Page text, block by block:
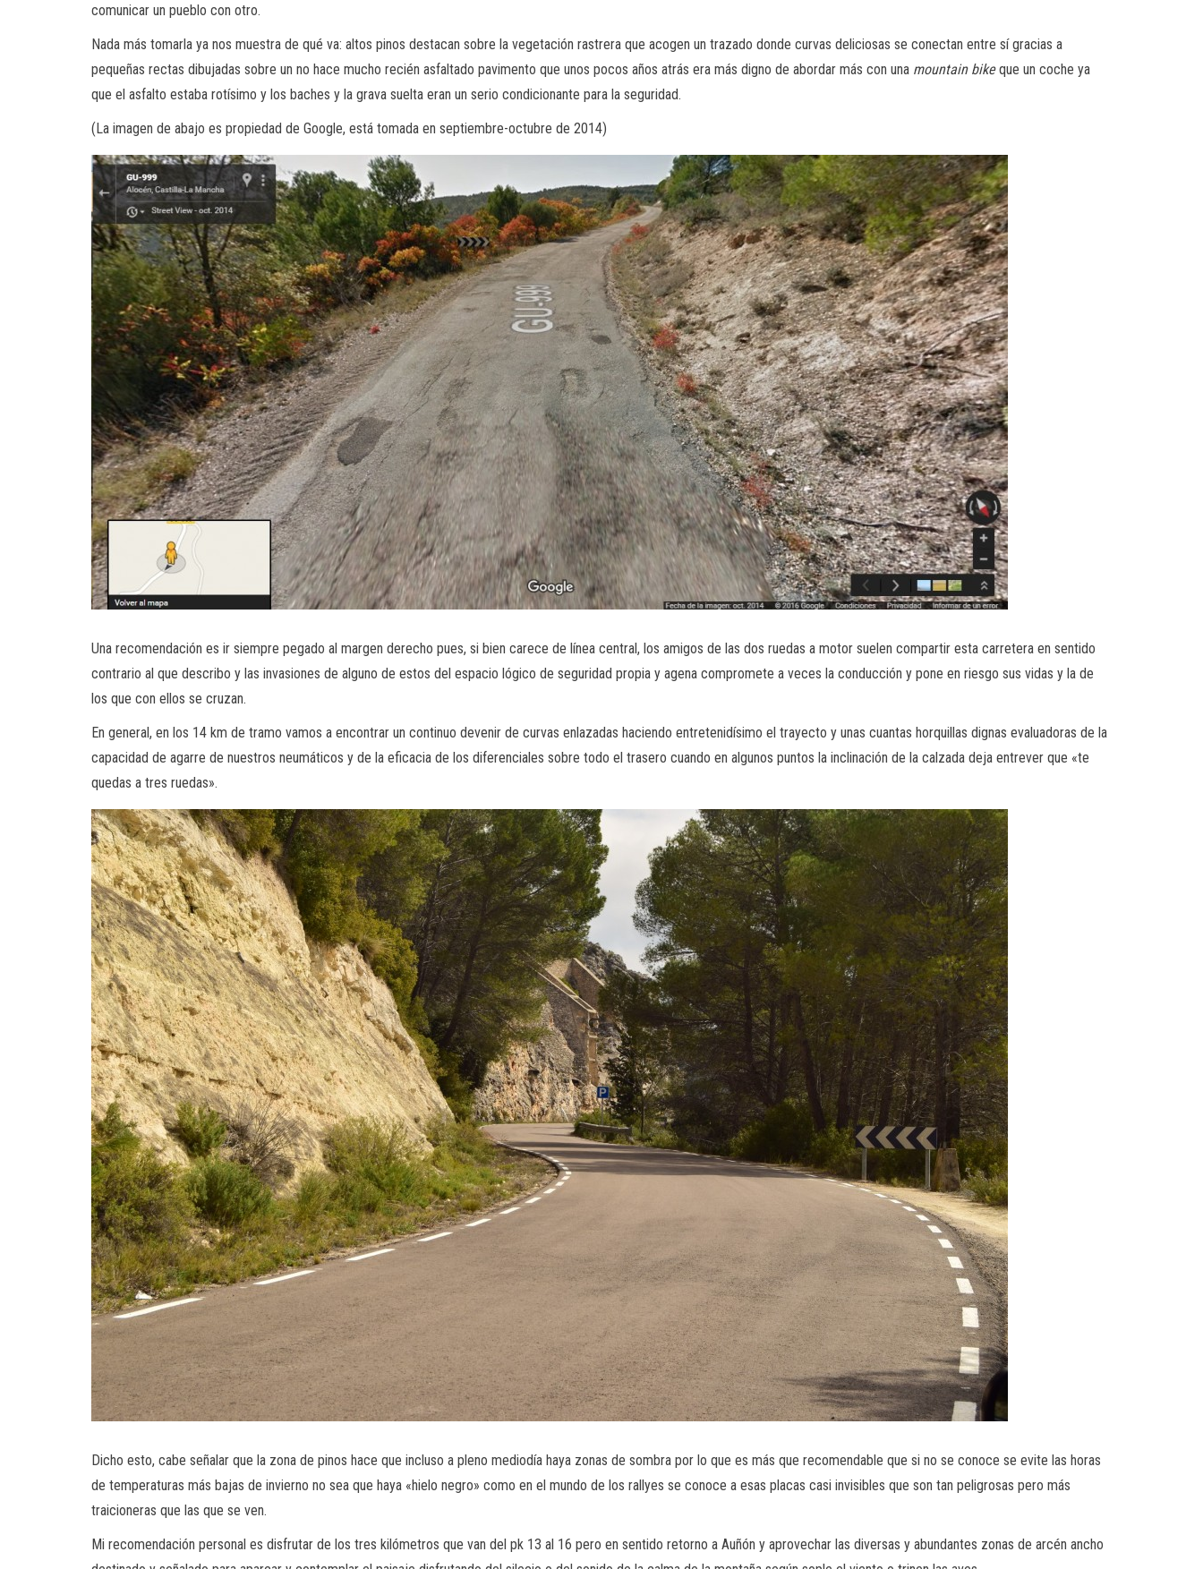
comunicar un pueblo con otro.
Nada más tomarla ya nos muestra de qué va: altos pinos destacan sobre la vegetación rastrera que acogen un trazado donde curvas deliciosas se conectan entre sí gracias a
pequeñas rectas dibujadas sobre un no hace mucho recién asfaltado pavimento que unos pocos años atrás era más digno de abordar más con una mountain bikeque un coche ya
que el asfalto estaba rotísimo y los baches y la grava suelta eran un serio condicionante para la seguridad.
(La imagen de abajo es propiedad de Google, está tomada en septiembre-octubre de 2014)
Una recomendación es ir siempre pegado al margen derecho pues, si bien carece de línea central, los amigos de las dos ruedas a motor suelen compartir esta carretera en sentido
contrario al que describo y las invasiones de alguno de estos del espacio lógico de seguridad propia y agena compromete a veces la conducción y pone en riesgo sus vidas y la de
los que con ellos se cruzan.
En general, en los 14 km de tramo vamos a encontrar un continuo devenir de curvas enlazadas haciendo entretenidísimo el trayecto y unas cuantas horquillas dignas evaluadoras de la
capacidad de agarre de nuestros neumáticos y de la eficacia de los diferenciales sobre todo el trasero cuando en algunos puntos la inclinación de la calzada deja entrever que «te
quedas a tres ruedas».
Dicho esto, cabe señalar que la zona de pinos hace que incluso a pleno mediodía haya zonas de sombra por lo que es más que recomendable que si no se conoce se evite las horas
de temperaturas más bajas de invierno no sea que haya «hielo negro» como en el mundo de los rallyes se conoce a esas placas casi invisibles que son tan peligrosas pero más
traicioneras que las que se ven.
Mi recomendación personal es disfrutar de los tres kilómetros que van del pk 13 al 16 pero en sentido retorno a Auñón y aprovechar las diversas y abundantes zonas de arcén ancho